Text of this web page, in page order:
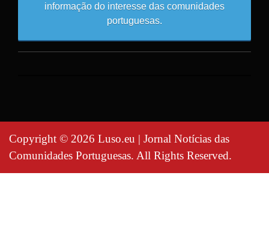
informação do interesse das comunidades
portuguesas.
Copyright © 2026 Luso.eu | Jornal Notícias das
Comunidades Portuguesas. All Rights Reserved.